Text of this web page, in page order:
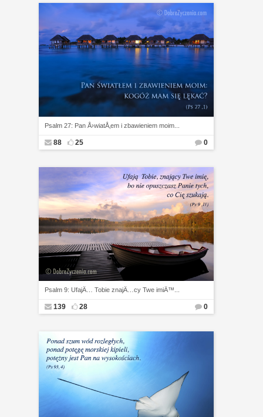
Psalm 27: Pan Å›wiatÅ‚em i zbawieniem moim...
88 25 0
Psalm 9: UfajÄ… Tobie znajÄ…cy Twe imiÄ™...
139 28 0